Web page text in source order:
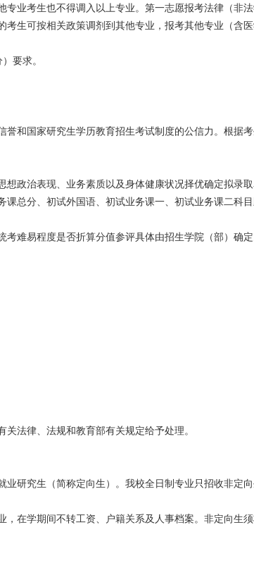
业考生也不得调入以上专业。第一志愿报考法律（非
生可按相关政策调剂到其他专业，报考其他专业（含
要求。
和国家研究生学历教育招生考试制度的公信力。根据
政治表现、业务素质以及身体健康状况择优确定拟录
总分、初试外国语、初试业务课一、初试业务课二科目
难易程度是否折算分值参评具体由招生学院（部）确
法律、法规和教育部有关规定给予处理。
研究生（简称定向生）。我校全日制专业只招收非定
在学期间不转工资、户籍关系及人事档案。非定向生